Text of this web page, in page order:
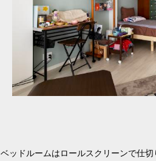
ベッドルームはロールスクリーンで仕切